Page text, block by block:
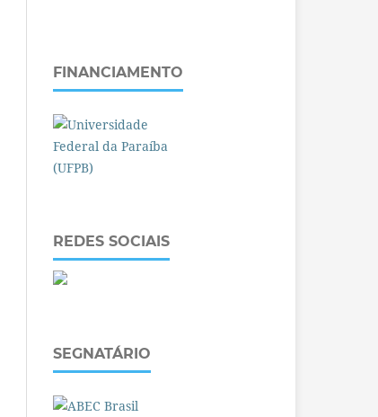
FINANCIAMENTO
REDES SOCIAIS
SEGNATÁRIO